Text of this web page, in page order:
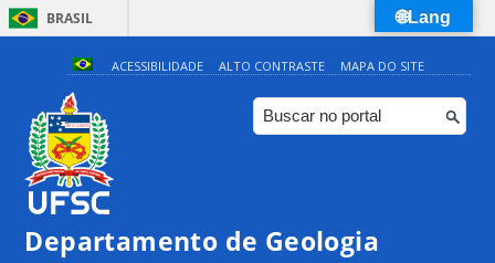
BRASIL
Simplifique!
Comunica BR
Participe
Canais
ACESSIBILIDADE ALTO CONTRASTE MAPA DO SITE
Departamento de Geologia
🌐Lang